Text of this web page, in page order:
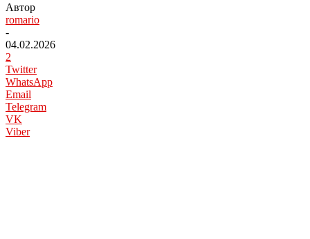
Автор
romario
-
04.02.2026
2
Twitter
WhatsApp
Email
Telegram
VK
Viber